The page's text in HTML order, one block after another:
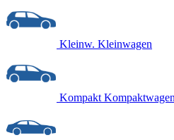
Kleinw. Kleinwagen
Kompakt Kompaktwagen